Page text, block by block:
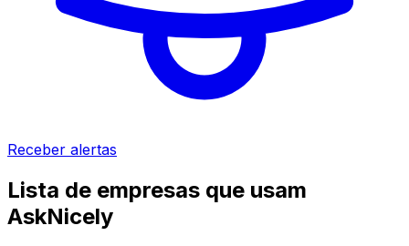
Receber alertas
Lista de empresas que usam
AskNicely